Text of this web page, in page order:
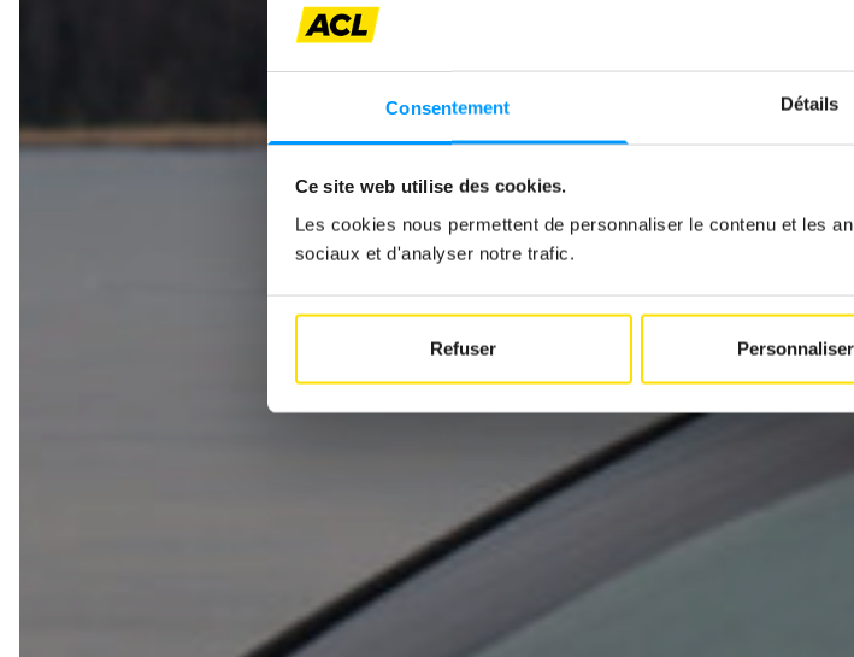
Consentement Détails
Ce site web utilise des cookies.
Les cookies nous permettent de personnaliser le contenu et les
sociaux et d'analyser notre trafic.
Refuser Personnaliser
L’ENYAQ
par